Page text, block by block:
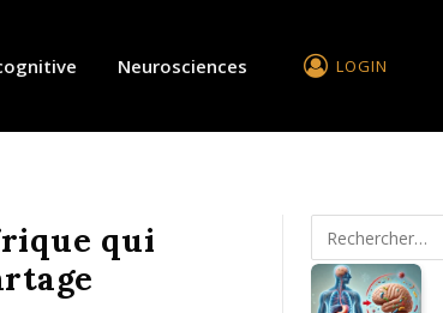
Neurosciences LOGIN
qui